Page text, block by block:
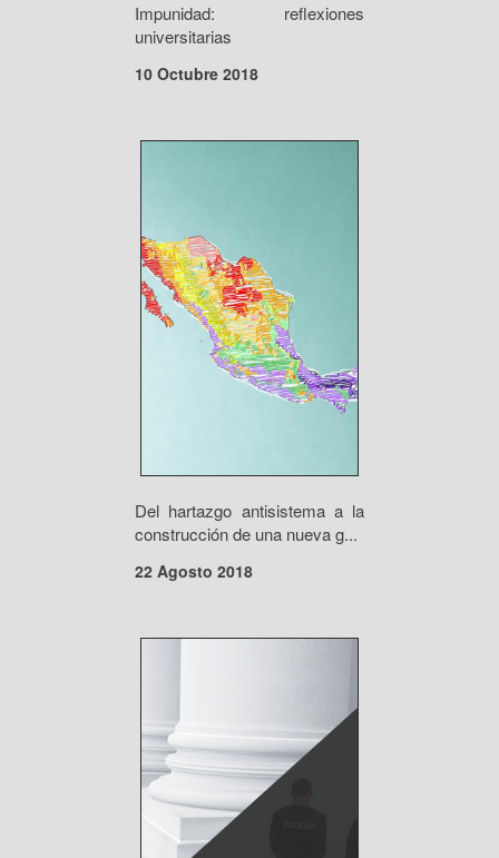
Impunidad: reflexiones
universitarias
10 Octubre 2018
Del hartazgo antisistema a la
construcción de una nueva g...
22 Agosto 2018